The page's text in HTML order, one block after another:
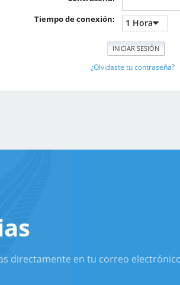
Tiempo de conexión:
¿Olvidaste tu contraseña?
directamente en tu correo